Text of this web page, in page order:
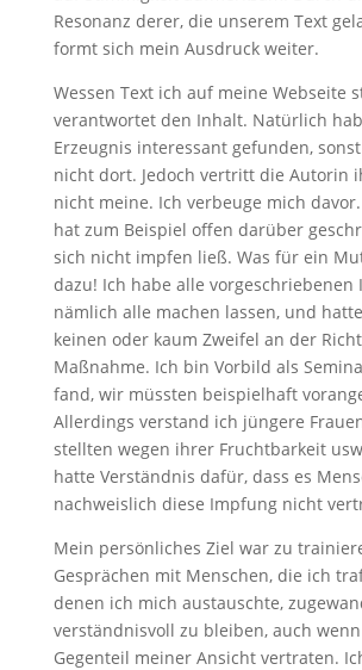
Resonanz derer, die unserem Text
formt sich mein Ausdruck weiter.
Wessen Text ich auf meine Webseite
verantwortet den Inhalt. Natürlich
Erzeugnis interessant gefunden,
nicht dort. Jedoch vertritt die Autorin
nicht meine. Ich verbeuge mich
hat zum Beispiel offen darüber
sich nicht impfen ließ. Was für ein
dazu! Ich habe alle vorgeschriebenen
nämlich alle machen lassen, und
keinen oder kaum Zweifel an der
Maßnahme. Ich bin Vorbild als
fand, wir müssten beispielhaft
Allerdings verstand ich jüngere
stellten wegen ihrer Fruchtbarkeit
hatte Verständnis dafür, dass es
nachweislich diese Impfung nicht
Mein persönliches Ziel war zu
Gesprächen mit Menschen, die ich
denen ich mich austauschte,
verständnisvoll zu bleiben, auch
Gegenteil meiner Ansicht vertraten.